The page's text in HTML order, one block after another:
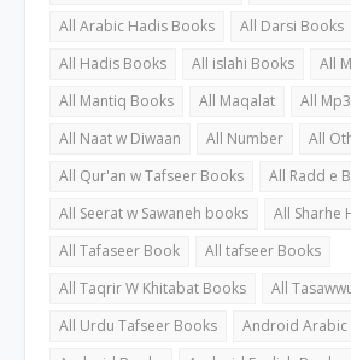
All Arabic Hadis Books
All Darsi Books
All Hadis Books
All islahi Books
All
All Mantiq Books
All Maqalat
All Mp3
All Naat w Diwaan
All Number
All
All Qur'an w Tafseer Books
All Radd e
All Seerat w Sawaneh books
All Sharhe
All Tafaseer Book
All tafseer Books
All Taqrir W Khitabat Books
All
All Urdu Tafseer Books
Android Arabic